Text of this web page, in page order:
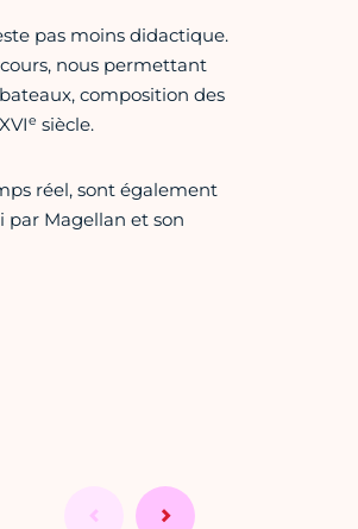
pas moins didactique.
nous permettant
composition des
e siècle.
réel, sont également
par Magellan et son